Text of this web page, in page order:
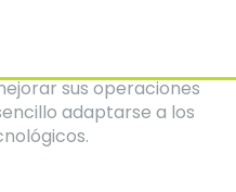
sus operaciones
adaptarse a los